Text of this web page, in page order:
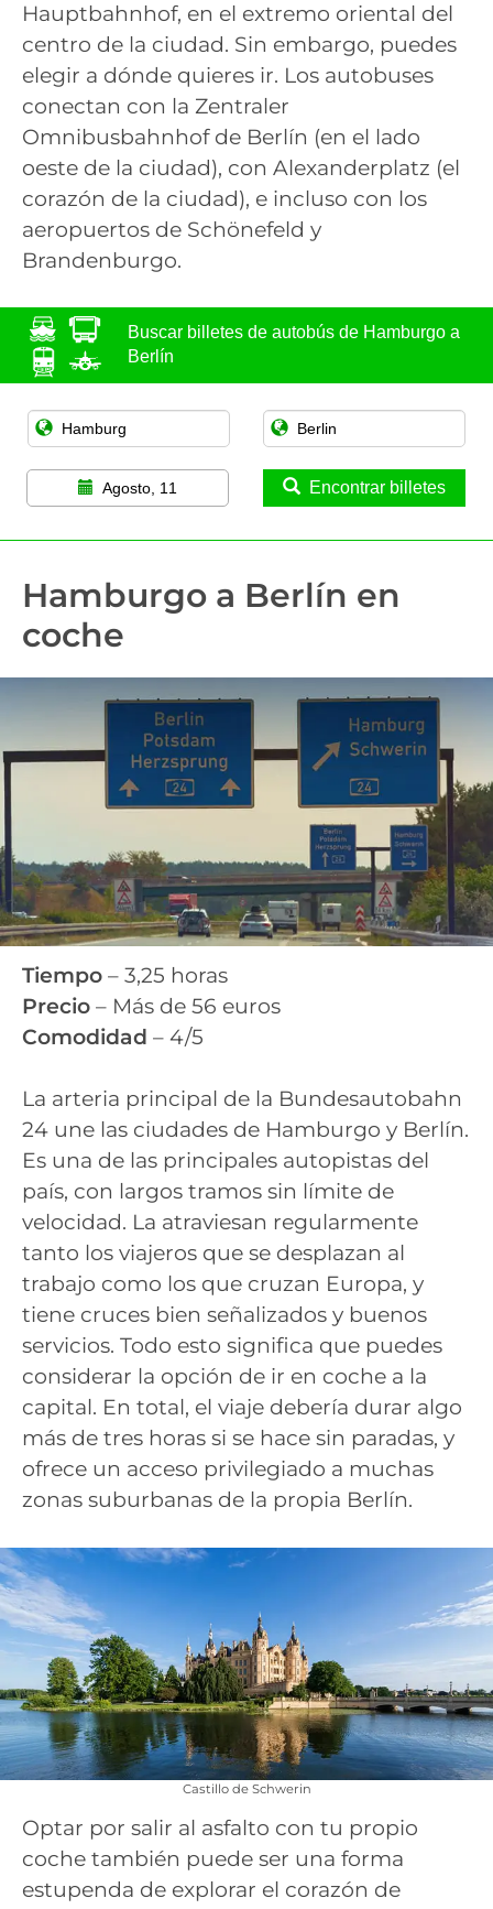
Hauptbahnhof, en el extremo oriental del
centro de la ciudad. Sin embargo, puedes
elegir a dónde quieres ir. Los autobuses
conectan con la Zentraler
Omnibusbahnhof de Berlín (en el lado
oeste de la ciudad), con Alexanderplatz (el
corazón de la ciudad), e incluso con los
aeropuertos de Schönefeld y
Brandenburgo.
Buscar billetes de autobús de Hamburgo a
Berlín
Agosto, 11 Encontrar billetes
Hamburgo a Berlín en
coche
Tiempo – 3,25 horas
Precio – Más de 56 euros
Comodidad – 4/5
La arteria principal de la Bundesautobahn
24 une las ciudades de Hamburgo y Berlín.
Es una de las principales autopistas del
país, con largos tramos sin límite de
velocidad. La atraviesan regularmente
tanto los viajeros que se desplazan al
trabajo como los que cruzan Europa, y
tiene cruces bien señalizados y buenos
servicios. Todo esto significa que puedes
considerar la opción de ir en coche a la
capital. En total, el viaje debería durar algo
más de tres horas si se hace sin paradas, y
ofrece un acceso privilegiado a muchas
zonas suburbanas de la propia Berlín.
Castillo de Schwerin
Optar por salir al asfalto con tu propio
coche también puede ser una forma
estupenda de explorar el corazón de